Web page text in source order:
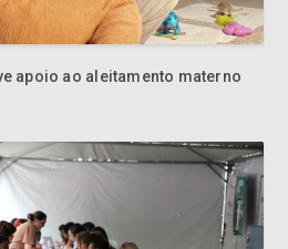
apoio ao aleitamento materno